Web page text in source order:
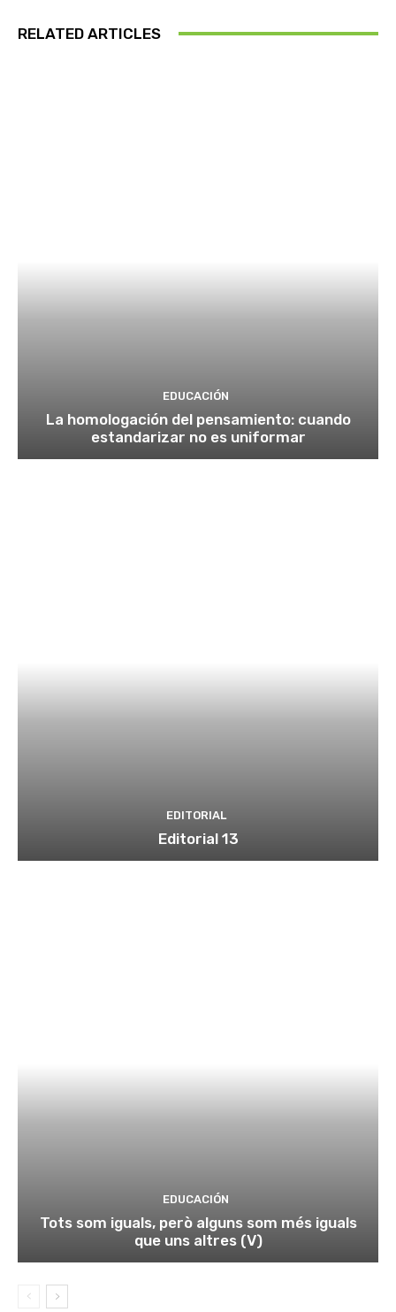
RELATED ARTICLES
EDUCACIÓN
La homologación del pensamiento: cuando
estandarizar no es uniformar
EDITORIAL
Editorial 13
EDUCACIÓN
Tots som iguals, però alguns som més iguals
que uns altres (V)